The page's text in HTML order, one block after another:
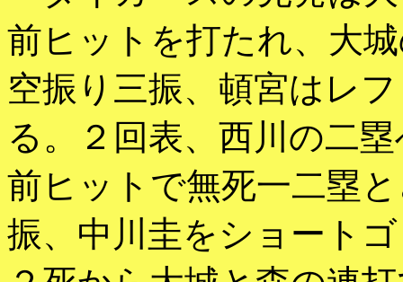
前ヒットを打たれ、大
空振り三振、頓宮はレ
る。２回表、西川の二
前ヒットで無死一二塁
振、中川圭をショート